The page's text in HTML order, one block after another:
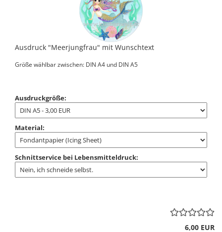
Ausdruck "Meerjungfrau" mit Wunschtext
Größe wählbar zwischen: DIN A4 und DIN A5
Ausdruckgröße:
Material:
Schnittservice bei Lebensmitteldruck:
6,00 EUR